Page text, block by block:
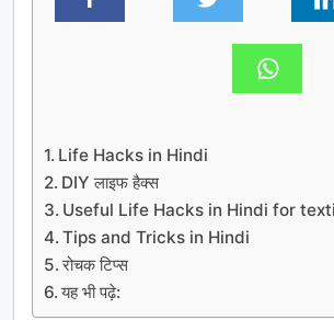
Life Hacks in Hindi
DIY लाइफ हैक्स
Useful Life Hacks in Hindi for
Tips and Tricks in Hindi
रोचक टिप्स
यह भी पढ़े: